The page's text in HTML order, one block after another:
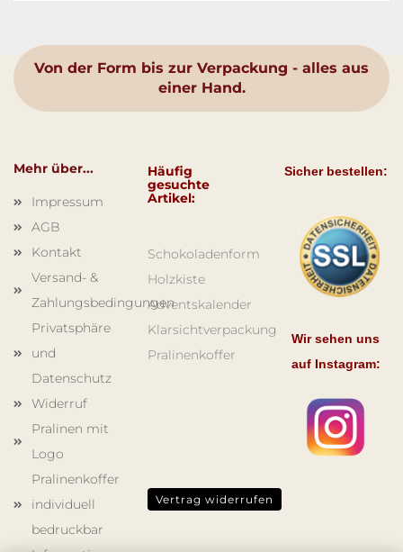
Von der Form bis zur Verpackung - alles aus
einer Hand.
Mehr über...
Impressum
AGB
Kontakt
Versand- &
Zahlungsbedingungen
Privatsphäre
und
Datenschutz
Widerruf
Pralinen mit
Logo
Pralinenkoffer
individuell
bedruckbar
Häufig
gesuchte
Artikel:
Schokoladenform
Holzkiste
Adventskalender
Klarsichtverpackung
Pralinenkoffer
Sicher bestellen:
Wir sehen uns
auf Instagram:
Vertrag widerrufen